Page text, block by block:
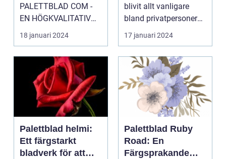
PALETTBLAD COM -
EN HÖGKVALITATIV
ÖVERSIKT Introduktion
Palettblad com, ell...
18 januari 2024
blivit allt vanligare
bland privatpersoner
för att skapa e...
17 januari 2024
Palettblad helmi:
Ett färgstarkt
bladverk för att
Palettblad Ruby
Road: En
Färgsprakande